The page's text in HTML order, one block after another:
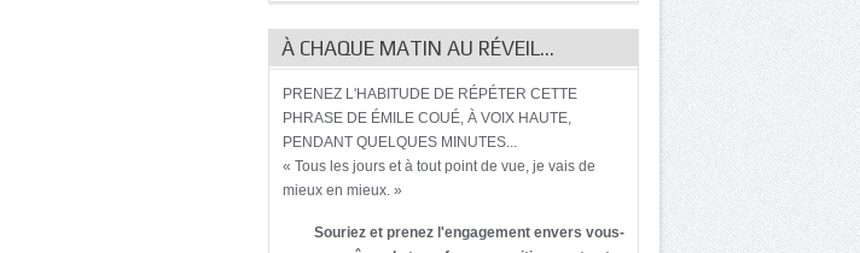
À CHAQUE MATIN AU RÉVEIL…
PRENEZ L'HABITUDE DE RÉPÉTER CETTE
PHRASE DE ÉMILE COUÉ, À VOIX HAUTE,
PENDANT QUELQUES MINUTES...
« Tous les jours et à tout point de vue, je vais de
mieux en mieux. »
Souriez et prenez l'engagement envers vous-